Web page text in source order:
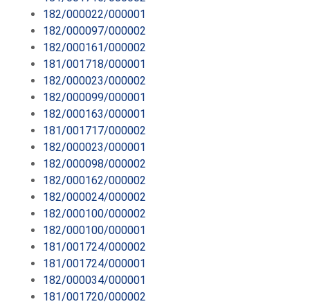
182/000022/000001
182/000097/000002
182/000161/000002
181/001718/000001
182/000023/000002
182/000099/000001
182/000163/000001
181/001717/000002
182/000023/000001
182/000098/000002
182/000162/000002
182/000024/000002
182/000100/000002
182/000100/000001
181/001724/000002
181/001724/000001
182/000034/000001
181/001720/000002